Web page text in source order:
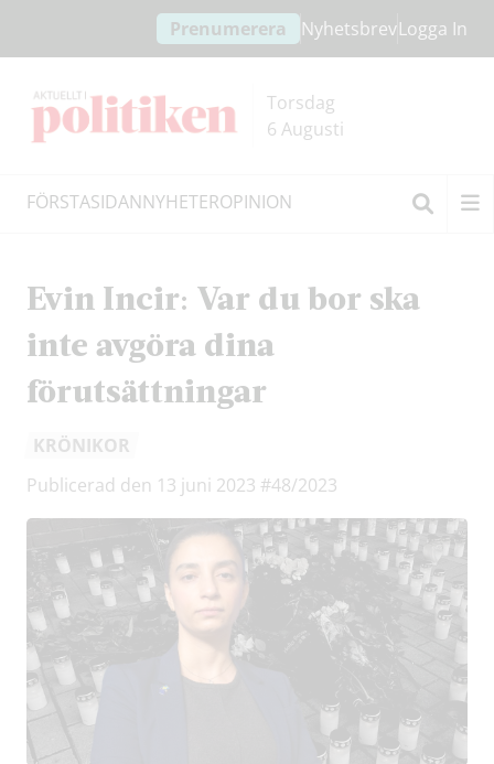
innehållet
headern
Prenumerera NyhetsbrevLogga In
Torsdag
6 Augusti
FÖRSTASIDANNYHETEROPINION
Evin Incir: Var du bor ska
inte avgöra dina
förutsättningar
KRÖNIKOR
Publicerad den 13 juni 2023 #48/2023